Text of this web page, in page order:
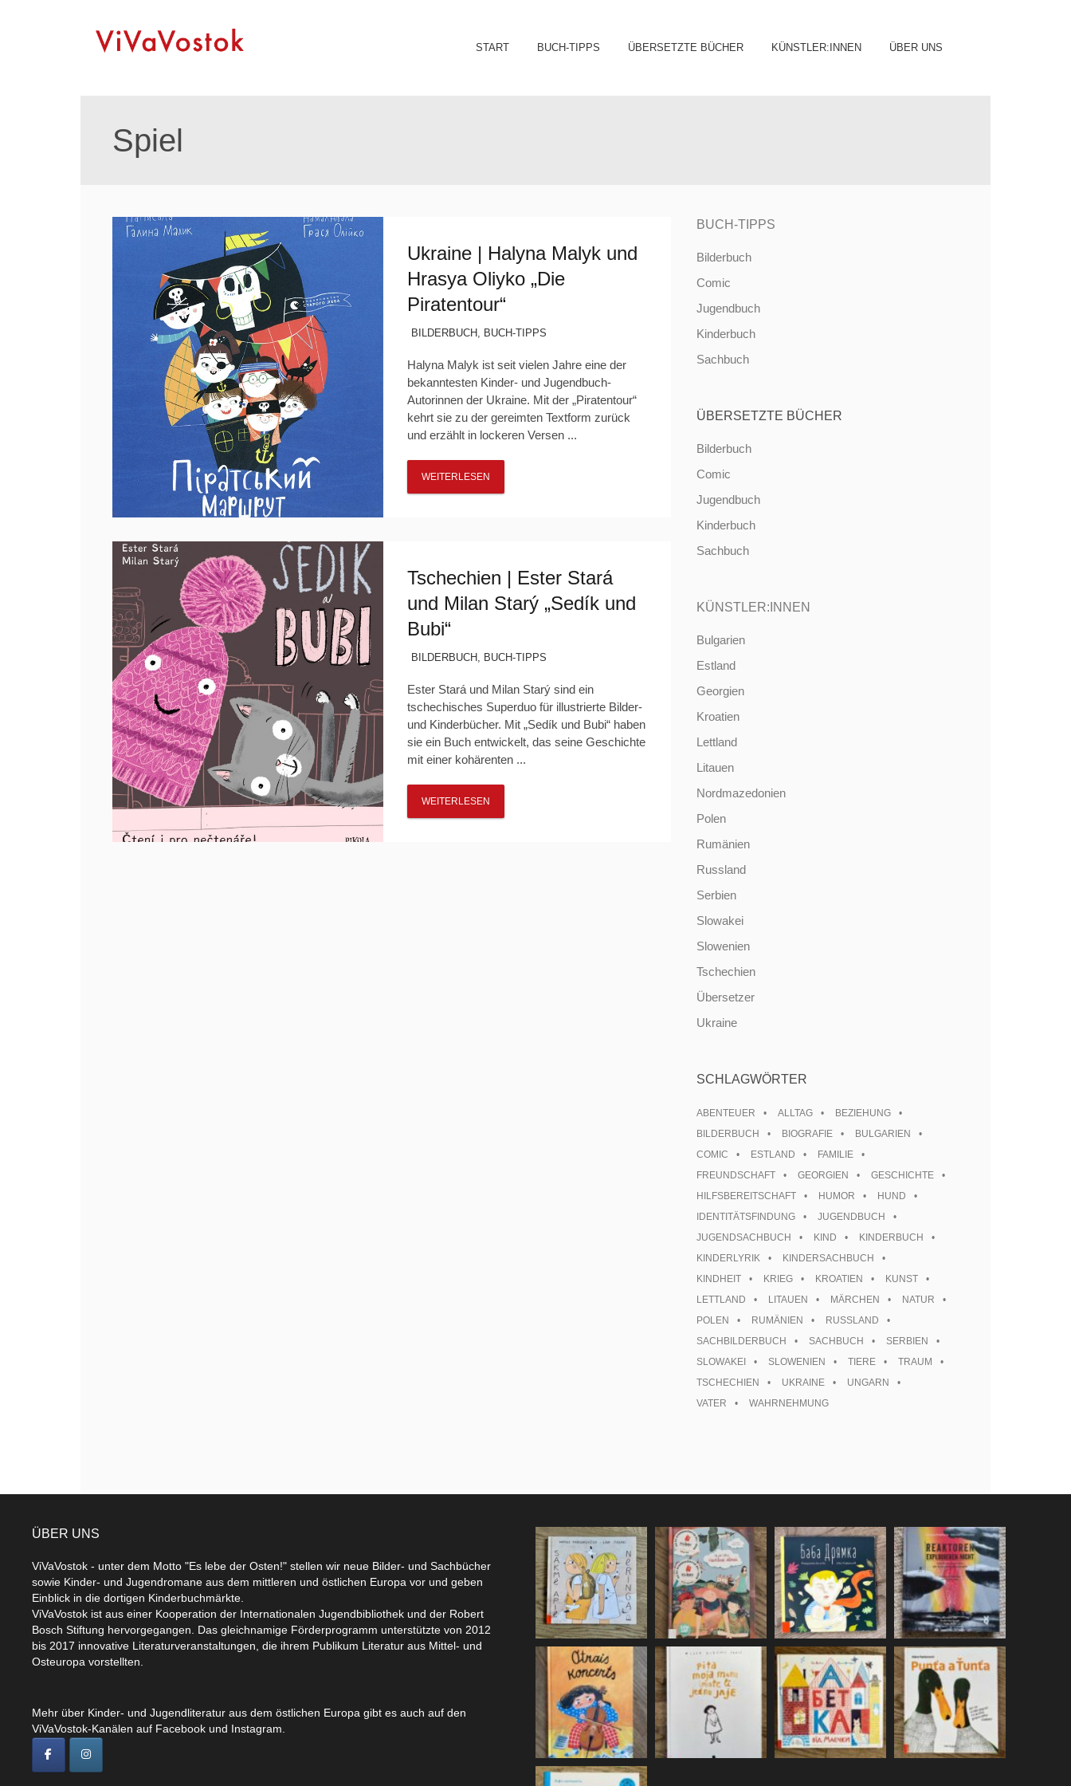
Skip
START BUCH-TIPPS ÜBERSETZTE BÜCHER KÜNSTLER:INNEN ÜBER UNS
Spiel
Ukraine | Halyna Malyk und
Hrasya Oliyko „Die
Piratentour“
BILDERBUCH , BUCH-TIPPS
Halyna Malyk ist seit vielen Jahre eine der
bekanntesten Kinder- und Jugendbuch-
Autorinnen der Ukraine. Mit der „Piratentour“
kehrt sie zu der gereimten Textform zurück
und erzählt in lockeren Versen ...
WEITERLESEN
Tschechien | Ester Stará
und Milan Starý „Sedík und
Bubi“
BILDERBUCH , BUCH-TIPPS
Ester Stará und Milan Starý sind ein
tschechisches Superduo für illustrierte Bilder-
und Kinderbücher. Mit „Sedík und Bubi“ haben
sie ein Buch entwickelt, das seine Geschichte
mit einer kohärenten ...
WEITERLESEN
BUCH-TIPPS
Bilderbuch
Comic
Jugendbuch
Kinderbuch
Sachbuch
ÜBERSETZTE BÜCHER
Bilderbuch
Comic
Jugendbuch
Kinderbuch
Sachbuch
KÜNSTLER:INNEN
Bulgarien
Estland
Georgien
Kroatien
Lettland
Litauen
Nordmazedonien
Polen
Rumänien
Russland
Serbien
Slowakei
Slowenien
Tschechien
Übersetzer
Ukraine
SCHLAGWÖRTER
ABENTEUER ALLTAG
BEZIEHUNG
BILDERBUCH
BIOGRAFIE
BULGARIEN
COMIC
ESTLAND
FAMILIE
FREUNDSCHAFT
GEORGIEN
GESCHICHTE
HILFSBEREITSCHAFT
HUMOR
HUND
IDENTITÄTSFINDUNG
JUGENDBUCH
JUGENDSACHBUCH
KIND
KINDERBUCH
KINDERLYRIK
KINDERSACHBUCH
KINDHEIT
KRIEG KROATIEN
KUNST
LETTLAND
LITAUEN MÄRCHEN
NATUR
POLEN
RUMÄNIEN
RUSSLAND
SACHBILDERBUCH
SACHBUCH
SERBIEN
SLOWAKEI
SLOWENIEN TIERE
TRAUM
TSCHECHIEN
UKRAINE
UNGARN
VATER
WAHRNEHMUNG
ÜBER UNS
ViVaVostok - unter dem Motto "Es lebe der Osten!" stellen wir neue Bilder- und Sachbücher
sowie Kinder- und Jugendromane aus dem mittleren und östlichen Europa vor und geben
Einblick in die dortigen Kinderbuchmärkte.
ViVaVostok ist aus einer Kooperation der Internationalen Jugendbibliothek und der Robert
Bosch Stiftung hervorgegangen. Das gleichnamige Förderprogramm unterstützte von 2012
bis 2017 innovative Literaturveranstaltungen, die ihrem Publikum Literatur aus Mittel- und
Osteuropa vorstellten.
Mehr über Kinder- und Jugendliteratur aus dem östlichen Europa gibt es auch auf den
ViVaVostok-Kanälen auf Facebook und Instagram.